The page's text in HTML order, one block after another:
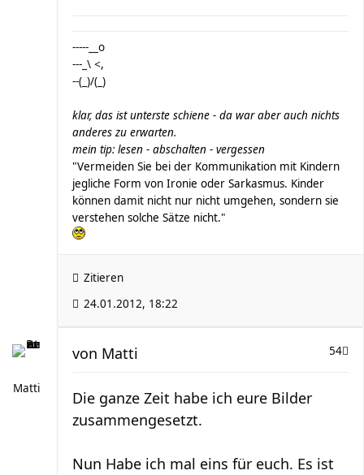
-----__o
---_\ <,
--(_)/(_)
klar, das ist unterste schiene - da war aber auch nichts
anderes zu erwarten.
mein tip: lesen - abschalten - vergessen
"Vermeiden Sie bei der Kommunikation mit Kindern
jegliche Form von Ironie oder Sarkasmus. Kinder
können damit nicht nur nicht umgehen, sondern sie
verstehen solche Sätze nicht."
Zitieren
24.01.2012, 18:22
Matti
54
von Matti
Die ganze Zeit habe ich eure Bilder
zusammengesetzt.
Nun Habe ich mal eins für euch. Es ist